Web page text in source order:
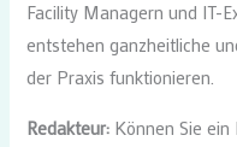
Facility Managern und IT-
entstehen ganzheitliche
der Praxis funktionieren.
Redakteur: Können Sie ein